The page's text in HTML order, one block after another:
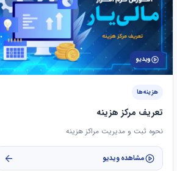
ویدیو
هزینه‌ها
تعریف مرکز هزینه
نحوه ثبت و مدیریت مراکز هزینه
مشاهده ویدیو